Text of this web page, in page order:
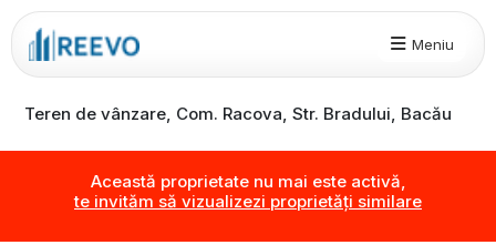
Meniu
Teren de vânzare, Com. Racova, Str. Bradului, Bacău
Această proprietate nu mai este activă,
te invităm să vizualizezi proprietăți similare